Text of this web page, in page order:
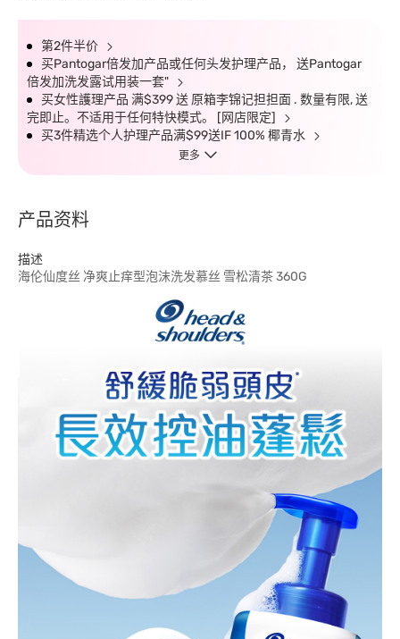
第2件半价
买Pantogar倍发加产品或任何头发护理产品， 送Pantogar
倍发加洗发露试用装一套"
买女性護理产品 满$399 送 原箱李锦记担担面 . 数量有限, 送
完即止。不适用于任何特快模式。 [网店限定]
买3件精选个人护理产品满$99送IF 100% 椰青水
更多
产品资料
描述
海伦仙度丝 净爽止痒型泡沫洗发慕丝 雪松清茶 360G